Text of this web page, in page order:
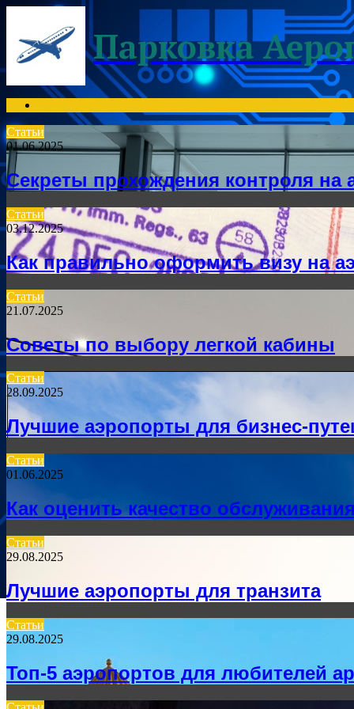
Парковка
Статьи
01.06.2025
Секреты прохождения контроля на
Статьи
03.12.2025
Как правильно оформить визу на
Статьи
21.07.2025
Советы по выбору легкой кабины
Статьи
28.09.2025
Лучшие аэропорты для бизнес-
Статьи
01.06.2025
Как оценить качество
Статьи
29.08.2025
Лучшие аэропорты для транзита
Статьи
29.08.2025
Топ-5 аэропортов для любителей